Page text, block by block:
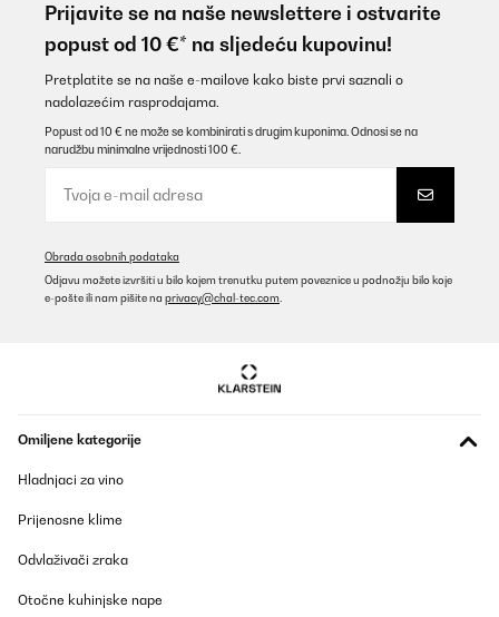
Prijavite se na naše newslettere i ostvarite
popust od 10 €* na sljedeću kupovinu!
Pretplatite se na naše e-mailove kako biste prvi saznali o
nadolazećim rasprodajama.
Popust od 10 € ne može se kombinirati s drugim kuponima. Odnosi se na
narudžbu minimalne vrijednosti 100 €.
Obrada osobnih podataka
Odjavu možete izvršiti u bilo kojem trenutku putem poveznice u podnožju bilo koje
e-pošte ili nam pišite na privacy@chal-tec.com
Omiljene kategorije
Hladnjaci za vino
Prijenosne klime
Odvlaživači zraka
Otočne kuhinjske nape